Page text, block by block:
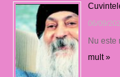
06/09/
Nu este
mult »